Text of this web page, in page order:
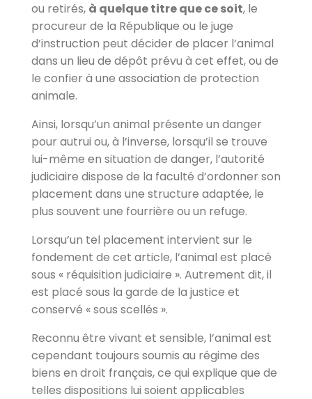
ou retirés, à quelque titre que ce soit, le
procureur de la République ou le juge
d’instruction peut décider de placer l’animal
dans un lieu de dépôt prévu à cet effet, ou de
le confier à une association de protection
animale.
Ainsi, lorsqu’un animal présente un danger
pour autrui ou, à l’inverse, lorsqu’il se trouve
lui-même en situation de danger, l’autorité
judiciaire dispose de la faculté d’ordonner son
placement dans une structure adaptée, le
plus souvent une fourrière ou un refuge.
Lorsqu’un tel placement intervient sur le
fondement de cet article, l’animal est placé
sous « réquisition judiciaire ». Autrement dit, il
est placé sous la garde de la justice et
conservé « sous scellés ».
Reconnu être vivant et sensible, l’animal est
cependant toujours soumis au régime des
biens en droit français, ce qui explique que de
telles dispositions lui soient applicables